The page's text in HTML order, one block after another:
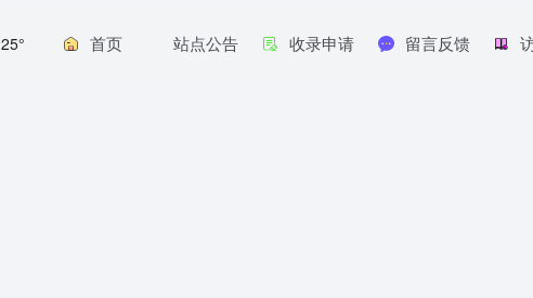
25° 首页 站点公告 收录申请 留言反馈